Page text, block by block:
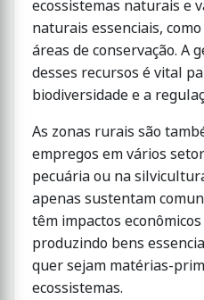
ecossistemas naturais e
naturais essenciais,
áreas de conservação. A
desses recursos é vital
biodiversidade e a
As zonas rurais são
empregos em vários
pecuária ou na
apenas sustentam
têm impactos
produzindo bens
quer sejam matérias-
ecossistemas.